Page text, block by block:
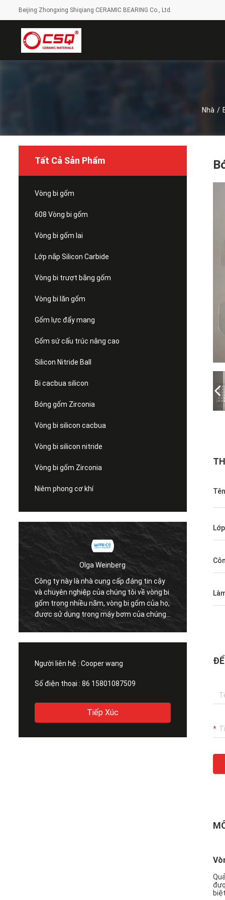
Beijing Zhongxing Shiqiang CERAMIC BEARING Co., Ltd.
Nhà /
Tất Cả Sản Phẩm
Vòng bi gốm
608 Vòng bi gốm
Vòng bi gốm lai
Lớp nắp Silicon Carbide
Vòng bi trượt bằng gốm
Vòng bi lăn gốm
Gốm lực đẩy mang
Gốm sứ cấu trúc nâng cao
Silicon Nitride Ball
Bi cacbua silicon
Bóng gốm Zirconia
Vòng bi silicon cacbua
Vòng bi silicon nitride
Vòng bi gốm Zirconia
Niêm phong cơ khí
Olga Weinberg
Công ty này là nhà cung cấp đáng tin cậy
và chuyên nghiệp của chúng tôi về vòng bi
gốm trong nhiều năm, vòng bi gốm của họ,
được sử dụng trong máy bơm của chúng
tôi rất tốt.
chất
hợp
Người liên hệ : Cooper wang
Số điện thoại : 86 15801087509
Tiếp Xúc
Tên